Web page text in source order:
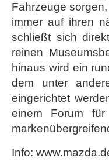
Fahrzeuge
immer auf ihren
schließt sich
reinen
hinaus wird ein
dem unter
eingerichtet
einem Forum
Info: